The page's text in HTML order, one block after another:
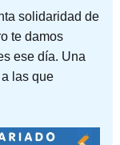
solidaridad de
te damos
ese día. Una
las que